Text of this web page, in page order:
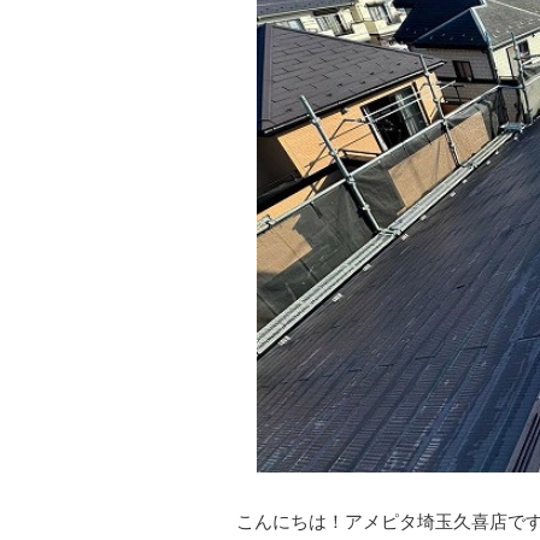
こんにちは！アメピタ埼玉久喜店で